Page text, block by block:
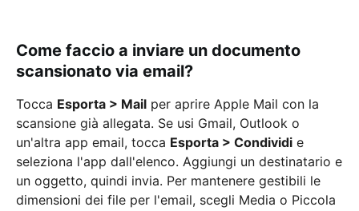
Come faccio a inviare un documento
scansionato via email?
Tocca Esporta > Mail per aprire Apple Mail con la
scansione già allegata. Se usi Gmail, Outlook o
un'altra app email, tocca Esporta > Condividi e
seleziona l'app dall'elenco. Aggiungi un destinatario e
un oggetto, quindi invia. Per mantenere gestibili le
dimensioni dei file per l'email, scegli Media o Piccola